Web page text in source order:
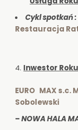
Cykl spotkań
Restauracja
Inwestor
EURO MAX
Sobolewski
–NOWA HALA